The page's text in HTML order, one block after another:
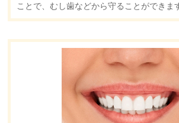
ことで、むし歯などから守ることができま